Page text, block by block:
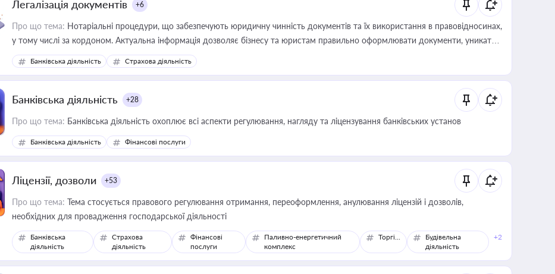
Легалізація документів +6
Про що тема: Нотаріальні процедури, що забезпечують юридичну чинність документів та їх використання в правовідносинах,
у тому числі за кордоном. Актуальна інформація дозволяє бізнесу та юристам правильно оформлювати документи, уникати
ризиків недійсності та забезпечувати їх належне прийняття органами влади та контрагентами
Банківська діяльність Страхова діяльність
Банківська діяльність +28
Про що тема: Банківська діяльність охоплює всі аспекти регулювання, нагляду та ліцензування банківських установ
Банківська діяльність Фінансові послуги
Ліцензії, дозволи +53
Про що тема: Тема стосується правового регулювання отримання, переоформлення, анулювання ліцензій і дозволів,
необхідних для провадження господарської діяльності
Банківська
діяльність
Страхова
діяльність
Фінансові
послуги
Паливно-енергетичний
комплекс
Торгівля
Будівельна
діяльність
+2